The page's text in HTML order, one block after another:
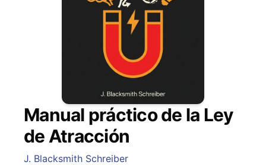
Manual práctico de la Ley
de Atracción
J. Blacksmith Schreiber